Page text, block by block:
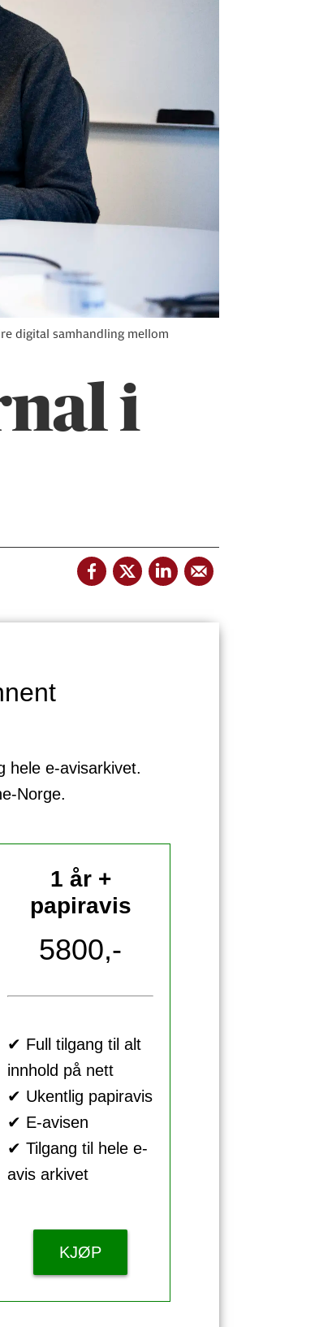
digital samhandling mellom
i
hele e-avisarkivet.
Norge.
1 år +
papiravis
5800,-
✔ Full tilgang til alt
innhold på nett
✔ Ukentlig papiravis
✔ E-avisen
✔ Tilgang til hele e-
avis arkivet
KJØP